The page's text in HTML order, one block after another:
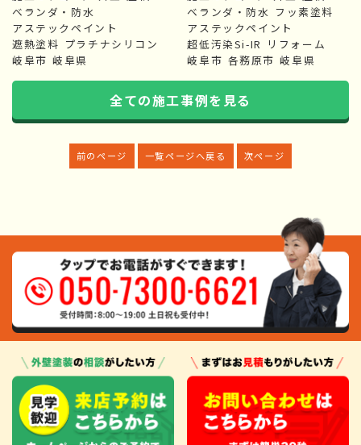
ベランダ・防水
アステックペイント
遮熱塗料 プラチナシリコン
岐阜市 岐阜県
ベランダ・防水 フッ素塗料
アステックペイント
超低汚染Si-IR
リフォーム
岐阜市 各務原市 岐阜県
全ての施工事例を見る
前のページ 一覧ページへ戻る 次ページ